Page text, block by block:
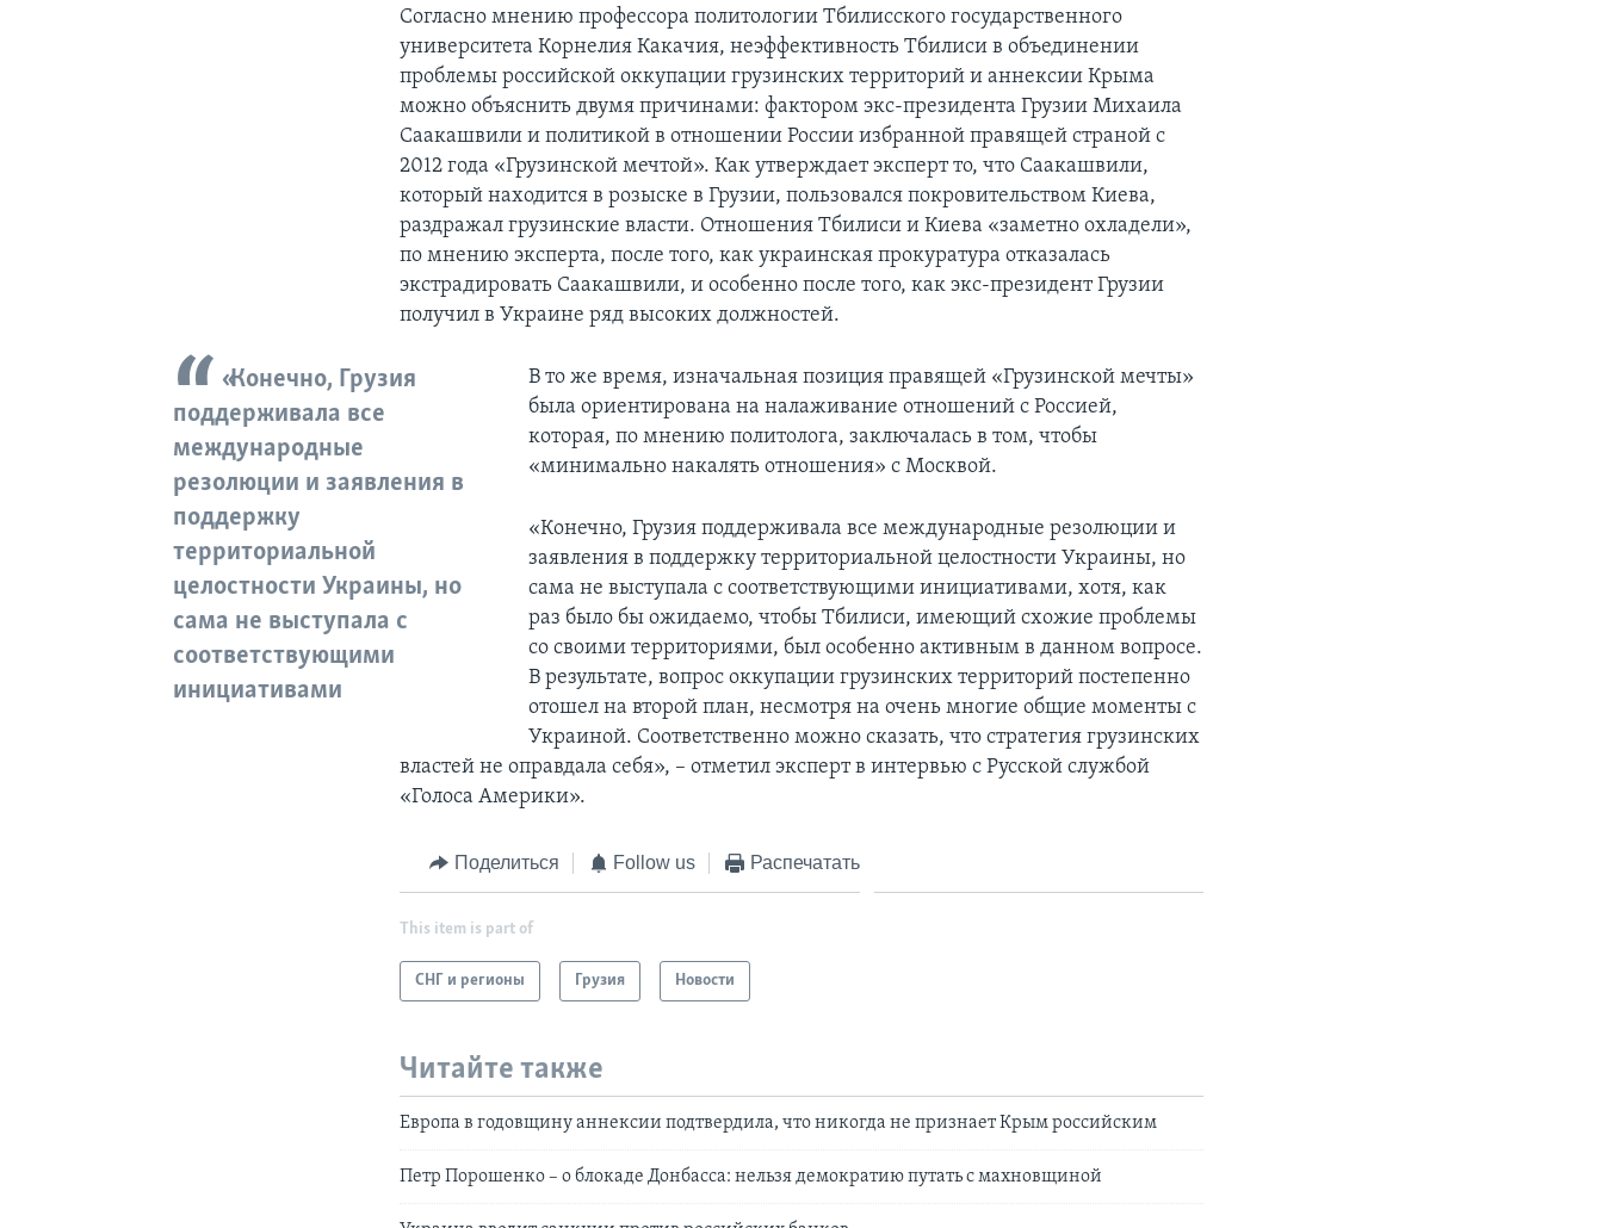
Согласно мнению профессора политологии Тбилисского государственного
университета Корнелия Какачия, неэффективность Тбилиси в объединении
проблемы российской оккупации грузинских территорий и аннексии Крыма
можно объяснить двумя причинами: фактором экс-президента Грузии Михаила
Саакашвили и политикой в отношении России избранной правящей страной с
2012 года «Грузинской мечтой». Как утверждает эксперт то, что Саакашвили,
который находится в розыске в Грузии, пользовался покровительством Киева,
раздражал грузинские власти. Отношения Тбилиси и Киева «заметно охладели»,
по мнению эксперта, после того, как украинская прокуратура отказалась
экстрадировать Саакашвили, и особенно после того, как экс-президент Грузии
получил в Украине ряд высоких должностей.
«Конечно, Грузия
поддерживала все
международные
резолюции и заявления в
поддержку
территориальной
целостности Украины, но
сама не выступала с
соответствующими
инициативами
В то же время, изначальная позиция правящей «Грузинской мечты»
была ориентирована на налаживание отношений с Россией,
которая, по мнению политолога, заключалась в том, чтобы
«минимально накалять отношения» с Москвой.
«Конечно, Грузия поддерживала все международные резолюции и
заявления в поддержку территориальной целостности Украины, но
сама не выступала с соответствующими инициативами, хотя, как
раз было бы ожидаемо, чтобы Тбилиси, имеющий схожие проблемы
со своими территориями, был особенно активным в данном вопросе.
В результате, вопрос оккупации грузинских территорий постепенно
отошел на второй план, несмотря на очень многие общие моменты с
Украиной. Соответственно можно сказать, что стратегия грузинских
властей не оправдала себя», – отметил эксперт в интервью с Русской службой
«Голоса Америки».
Поделиться Follow us Распечатать
This item is part of
СНГ и регионы Грузия Новости
Читайте также
Европа в годовщину аннексии подтвердила, что никогда не признает Крым российским
Петр Порошенко – о блокаде Донбасса: нельзя демократию путать с махновщиной